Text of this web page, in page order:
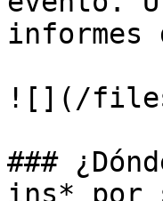
![](/files/
###
ins* por